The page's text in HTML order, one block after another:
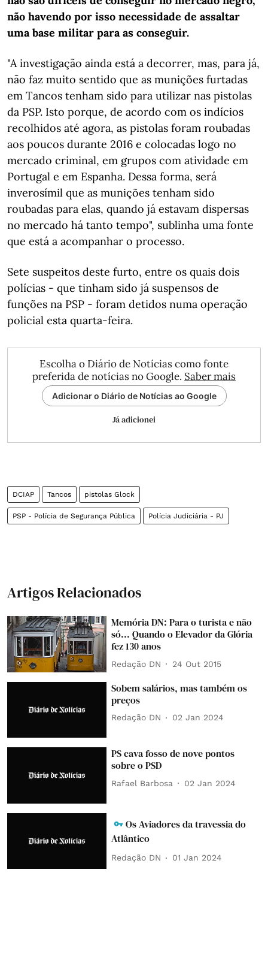
não havendo por isso necessidade de assaltar
uma base militar para as conseguir.
"A investigação ainda está a decorrer, mas, para já,
não faz muito sentido que as munições furtadas
em Tancos tenham sido para utilizar nas pistolas
da PSP. Isto porque, de acordo com os indícios
recolhidos até agora, as pistolas foram roubadas
aos poucos durante 2016 e colocadas logo no
mercado criminal, em grupos com atividade em
Portugal e em Espanha. Dessa forma, será
inverosímil que as munições tenham sido
roubadas para elas, quando já estavam dispersas
no mercado há tanto tempo", sublinha uma fonte
que está a acompanhar o processo.
Sete suspeitos deste furto, entre os quais dois
polícias - que tinham sido já suspensos de
funções na PSP - foram detidos numa operação
policial esta quarta-feira.
Escolha o Diário de Notícias como fonte
preferida de notícias no Google. Saber mais
Adicionar o Diário de Notícias ao Google
Já adicionei
DCIAP Tancos pistolas Glock
PSP - Polícia de Segurança Pública Polícia Judiciária - PJ
Artigos Relacionados
Memória DN: Para o turista e não
só... Quando o Elevador da Glória
fez 130 anos
Redação DN 24 Out 2015
Sobem salários, mas também os
preços
Redação DN 02 Jan 2024
PS cava fosso de nove pontos
sobre o PSD
Rafael Barbosa 02 Jan 2024
Os Aviadores da travessia do
Atlântico
Redação DN 01 Jan 2024